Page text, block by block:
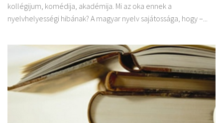
kollégijum, komédija, akadémija. Mi az oka ennek a
nyelvhelyességi hibának? A magyar nyelv sajátossága, hogy –...